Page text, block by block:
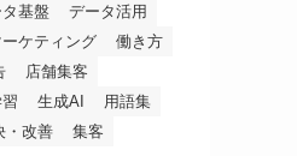
基盤
データ活用
ーケティング
働き方
店舗集客
生成AI
用語集
・改善 集客